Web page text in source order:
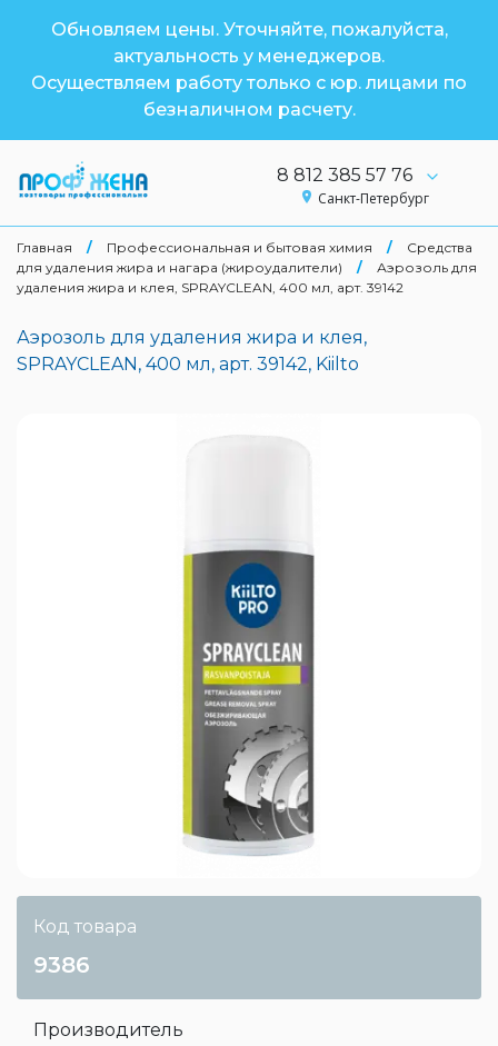
Обновляем цены. Уточняйте, пожалуйста,
актуальность у менеджеров.
Осуществляем работу только с юр. лицами по
безналичном расчету.
8 812 385 57 76
Санкт-Петербург
Главная / Профессиональная и бытовая химия /
Средства
для удаления жира и нагара (жироудалители)
/
Аэрозоль для
удаления жира и клея, SPRAYCLEAN, 400 мл, арт. 39142
Аэрозоль для удаления жира и клея,
SPRAYCLEAN, 400 мл, арт. 39142, Kiilto
Код товара
9386
Производитель